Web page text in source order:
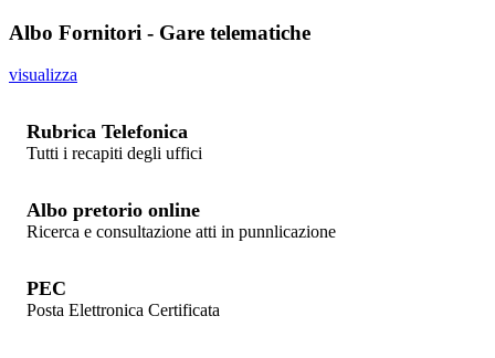
Albo Fornitori - Gare telematiche
visualizza
Rubrica Telefonica
Tutti i recapiti degli uffici
Albo pretorio online
Ricerca e consultazione atti in punnlicazione
PEC
Posta Elettronica Certificata